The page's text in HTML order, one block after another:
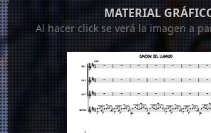
MATERIAL
Al hacer click se verá la imagen a